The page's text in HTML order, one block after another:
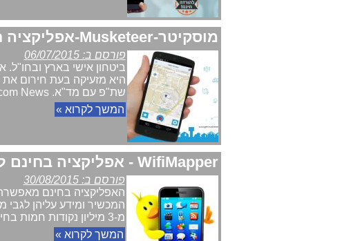
מוסקיטר-Musketeer-אפליקציה חברתית בחינם למצבי חירום בארץ ובחו"ל
פורסם ב: 06/07/2015
ביטחון אישי בארץ
שת"פ עם מד"א. Telecom News
המשך לקרוא »
WifiMapper - אפליקציה בחינם לאיתור אינטרנט אלחוטי בחינם ברחבי העולם
פורסם ב: 30/08/2015
האפליקציה בחינם
המכשיר ומידע עליהן לגבי
מ-3 מיליון נקודות חמות בחינם.
המשך לקרוא »